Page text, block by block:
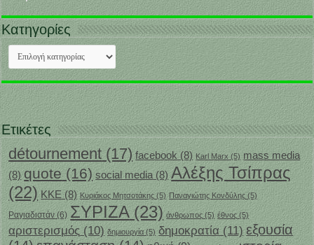
Κατηγορίες
Κατηγορίες
Ετικέτες
détournement(17) facebook(8) Karl Marx (5) mass media
(8) quote(16) social media (8) Αλέξης Τσίπρας
(22) ΚΚΕ(8) Κυριάκος Μητσοτάκης (5) Παναγιώτης Κονδύλης (5)
Ραγιαδιστάν (6) ΣΥΡΙΖΑ(23) άνθρωπος(5) έθνος (5)
αριστερισμός(10) δημιουργία(5) δημοκρατία(11) εξουσία